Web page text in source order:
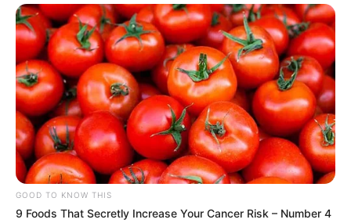
GOOD TO KNOW THIS
9 Foods That Secretly Increase Your Cancer Risk – Number 4